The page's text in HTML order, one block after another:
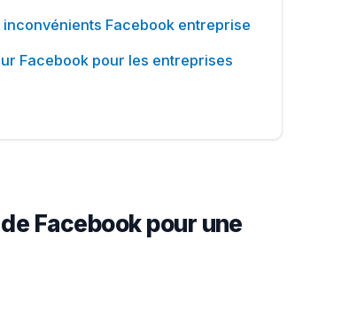
Facebook entreprise
Facebook pour les entreprises
Facebook pour une